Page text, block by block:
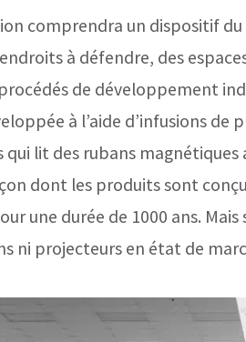
comprendra un dispositif du
à défendre, des
de développement
à l’aide d’infusions de
qui lit des rubans
dont les produits sont
une durée de 1000 ans.
ni projecteurs en état de